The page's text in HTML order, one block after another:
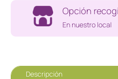
Opción
En nuestro local
Descripción